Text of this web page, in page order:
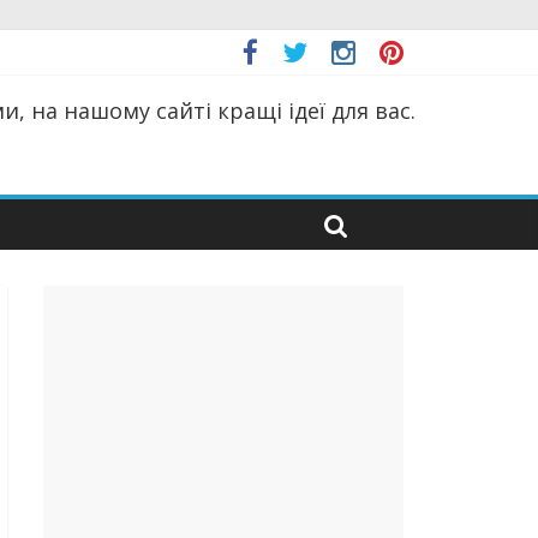
на нашому сайті кращі ідеї для вас.